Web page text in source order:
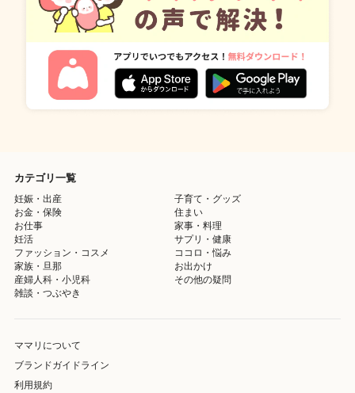
カテゴリ一覧
妊娠・出産
子育て・グッズ
お金・保険
住まい
お仕事
家事・料理
妊活
サプリ・健康
ファッション・コスメ
ココロ・悩み
家族・旦那
お出かけ
産婦人科・小児科
その他の疑問
雑談・つぶやき
ママリについて
ブランドガイドライン
利用規約